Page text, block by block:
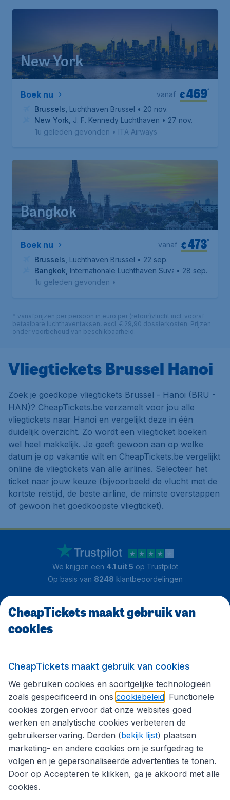
New York
Boek nu €469*
vanaf
Brussels Luchthaven Brussel • 20 nov.
New York J. F. Kennedy Luchthaven • 27 nov.
1u geleden gevonden • ITA Airways
Bangkok
Boek nu €473*
vanaf
Brussels Luchthaven Brussel • 22 sep.
Bangkok Internationale Luchthaven Suvarnabhumi
• 28 sep.
1u geleden gevonden •
* vanafprijzen per persoon in euro per (retour)vlucht incl. vooraf
betaalbare luchthaventaksen, excl. € 29,90 dossierkosten. Prijzen
onder voorbehoud van beschikbaarheid.
Vliegtickets Brussel Hanoi
Zoek je goedkope vliegtickets Brussel - Hanoi (BRU -
HAN)? CheapTickets.be verzamelt voor jou alle
vliegtickets naar Hanoi en vergelijkt deze in één
duidelijk overzicht. Zo wordt een vliegticket boeken
wel heel makkelijk. Je geeft gewoon aan op welke
datum je op vakantie wilt en CheapTickets.be vergelijkt
online de vliegtickets van alle airlines. Selecteer het
ticket naar jouw keuze (bijvoorbeeld de vlucht met de
kortste reistijd, de beste airline, de minste overstappen
of gewoon het goedkoopste vliegticket).
We krijgen een 4.1 uit 5 op Trustpilot
Op basis van 8248 klantbeoordelingen
Klantenservice
Internationale sites
Volg CheapTickets.be
CheapTickets maakt gebruik van
cookies
CheapTickets maakt gebruik van cookies
We gebruiken cookies en soortgelijke technologieën
zoals gespecificeerd in ons cookiebeleid . Functionele
cookies zorgen ervoor dat onze websites goed
werken en analytische cookies verbeteren de
gebruikerservaring. Derden (bekijk lijst) plaatsen
marketing- en andere cookies om je surfgedrag te
volgen en je gepersonaliseerde advertenties te tonen.
Door op Accepteren te klikken, ga je akkoord met alle
cookies.